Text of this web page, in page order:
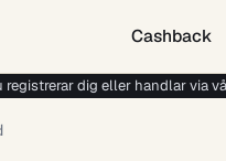
Cashback
dig eller handlar via